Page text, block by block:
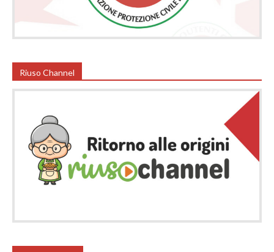
Riuso Channel